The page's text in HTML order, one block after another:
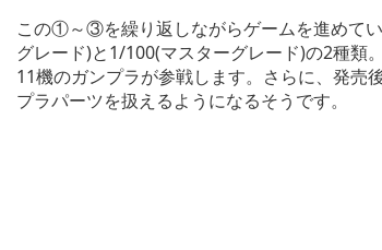
この①～③を繰り返しながらゲームを進めて
グレード)と1/100(マスターグレード)の2種類
11機のガンプラが参戦します。さらに、発
プラパーツを扱えるようになるそうです。